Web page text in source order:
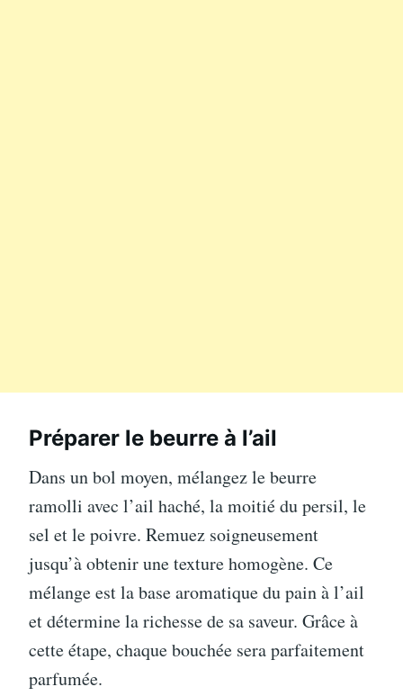
Préparer le beurre à l’ail
Dans un bol moyen, mélangez le beurre
ramolli avec l’ail haché, la moitié du persil, le
sel et le poivre. Remuez soigneusement
jusqu’à obtenir une texture homogène. Ce
mélange est la base aromatique du pain à l’ail
et détermine la richesse de sa saveur. Grâce à
cette étape, chaque bouchée sera parfaitement
parfumée.